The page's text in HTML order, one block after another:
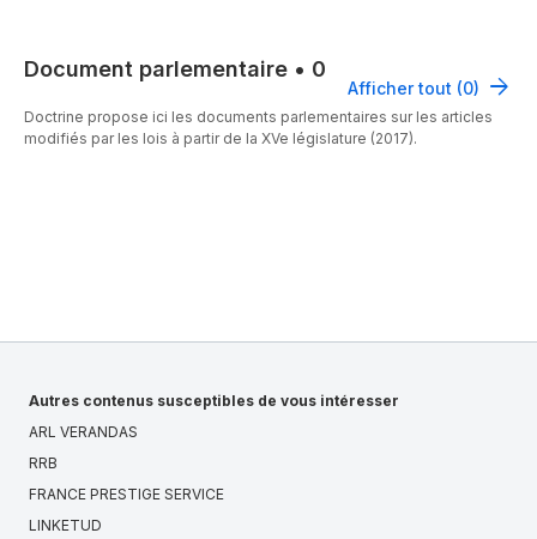
Document parlementaire • 0
Afficher tout (0)
Doctrine propose ici les documents parlementaires sur les articles
modifiés par les lois à partir de la XVe législature (2017).
Autres contenus susceptibles de vous intéresser
ARL VERANDAS
RRB
FRANCE PRESTIGE SERVICE
LINKETUD